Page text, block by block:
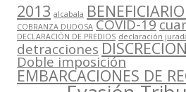
2013 alcabala
COBRANZA DUDOSA COVID-19
DECLARACIÓN DE PREDIOS declaración
detracciones
Doble imposición
EMBARCACIONES DE